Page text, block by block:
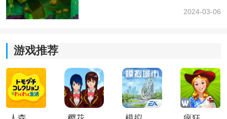
1、/weather thunder 天气调为雷雨天
3、/weather clear 天气调为晴天
4、/gamerule dodaylightcycle false 停止时间流动
5、/time set 10000 设置时间为10000
2024-03-06
游戏推荐